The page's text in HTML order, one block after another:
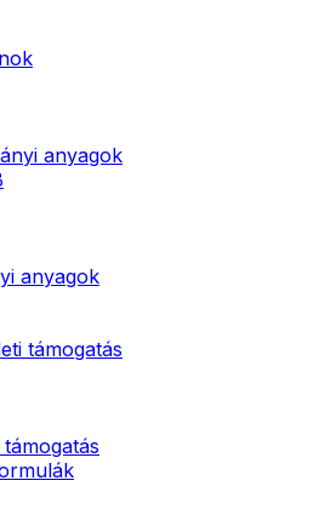
anyagok
anyagok
támogatás